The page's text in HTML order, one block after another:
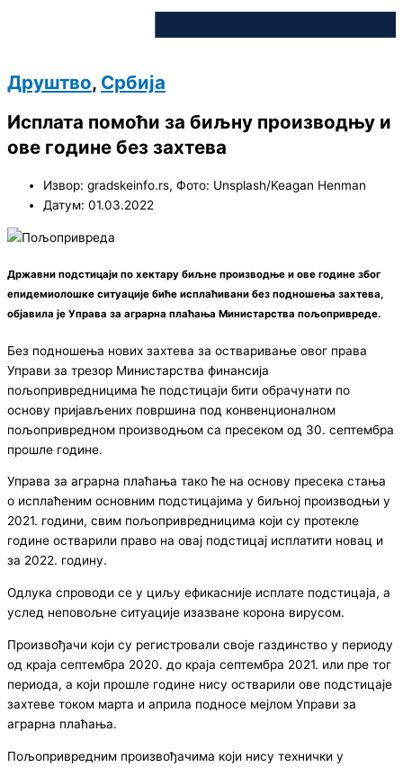
Друштво, Србија
Исплата помоћи за биљну производњу и
ове године без захтева
Извор: gradskeinfo.rs, Фото: Unsplash/Keagan Henman
Датум: 01.03.2022
Државни подстицаји по хектару биљне производње и ове године због
епидемиолошке ситуације биће исплаћивани без подношења захтева,
објавила је Управа за аграрна плаћања Министарства пољопривреде.
Без подношења нових захтева за остваривање овог права
Управи за трезор Министарства финансија
пољопривредницима ће подстицаји бити обрачунати по
основу пријављених површина под конвенционалном
пољопривредном производњом са пресеком од 30. септембра
прошле године.
Управа за аграрна плаћања тако ће на основу пресека стања
о исплаћеним основним подстицајима у биљној производњи у
2021. години, свим пољопривредницима који су протекле
године остварили право на овај подстицај исплатити новац и
за 2022. годину.
Одлука спроводи се у циљу ефикасније исплате подстицаја, а
услед неповољне ситуације изазване корона вирусом.
Произвођачи који су регистровали своје газдинство у периоду
од краја септембра 2020. до краја септембра 2021. или пре тог
периода, а који прошле године нису остварили ове подстицаје
захтеве током марта и априла подносе мејлом Управи за
аграрна плаћања.
Пољопривредним произвођачима који нису технички у